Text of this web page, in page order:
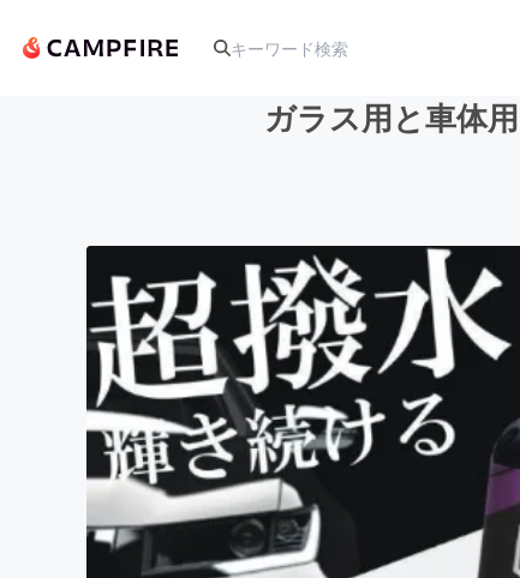
アート・写真
テクノロジー・ガジェット
映像・映画
ビジネス・起業
まちづくり・地域活性化
ガラス用と車体